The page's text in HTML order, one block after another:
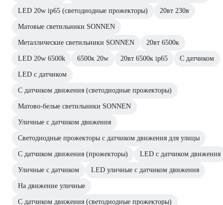
LED 20w ip65 (светодиодные прожекторы) 20вт 230в
Матовые светильники SONNEN
Металлические светильники SONNEN 20вт 6500к
LED 20w 6500k 6500к 20w 20вт 6500к ip65 С датчиком
LED с датчиком
С датчиком движения (светодиодные прожекторы)
Матово-белые светильники SONNEN
Уличные с датчиком движения
Светодиодные прожекторы с датчиком движения для улицы
С датчиком движения (прожекторы) LED с датчиком движения
Уличные с датчиком LED уличные с датчиком движения
На движение уличные
С датчиком движения (светодиодные прожекторы)